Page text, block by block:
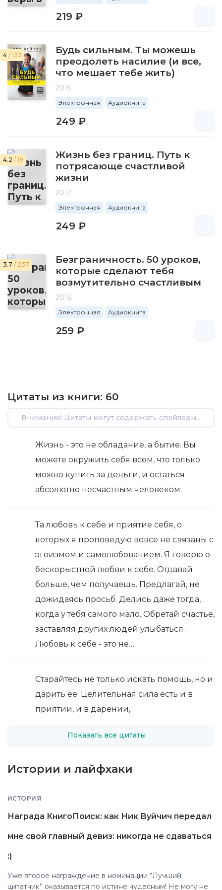
219 ₽
4 / 133
Будь сильным. Ты можешь
преодолеть насилие (и все,
что мешает тебе жить)
2015
Электронная Аудиокнига
249 ₽
4.2 / 19
Жизнь без границ. Путь к
потрясающе счастливой
жизни
2012
Электронная Аудиокнига
249 ₽
3.7 / 237
Безграничность. 50 уроков,
которые сделают тебя
возмутительно счастливым
2016
Электронная Аудиокнига
259 ₽
Цитаты из книги: 60
Внимание! Цитаты могут содержать спойлеры...
Жизнь - это не обладание, а бытие. Вы
можете окружить себя всем, что только
можно купить за деньги, и остаться
абсолютно несчастным человеком.
Та любовь к себе и приятие себя, о
которых я проповедую вовсе не связаны с
эгоизмом и самолюбованием. Я говорю о
бескорыстной любви к себе. Отдавай
больше, чем получаешь. Предлагай, не
дожидаясь просьб. Делись даже тогда,
когда у тебя самого мало. Обретай счастье,
заставляя других людей улыбаться.
Любовь к себе - это не…
Старайтесь не только искать помощь, но и
дарить ее. Целительная сила есть и в
приятии, и в дарении,
Показать все цитаты
Истории и лайфхаки
ИСТОРИЯ
Награда КнигоПоиск: как Ник Вуйчич передал
мне свой главный девиз: никогда не сдаваться
:)
Уже второе награждение в номинации “Лучший
цитатчик” оказывается по истине чудесным! Не могу не